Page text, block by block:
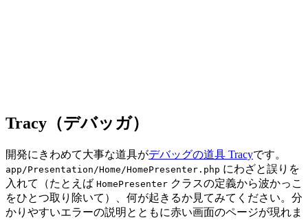
Tracy（デバッガ）
開発にきわめて大事な道具がデバッグの道具 Tracyです。
app/Presentation/Home/HomePresenter.php にわざと誤りを
入れて（たとえば HomePresenter クラスの定義から波かっこ
をひとつ取り除いて）、何が起きるか見てみてください。分
かりやすいエラーの説明とともに赤い画面のページが現れま